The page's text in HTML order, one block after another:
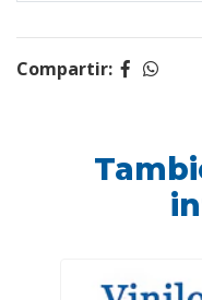
Compartir: